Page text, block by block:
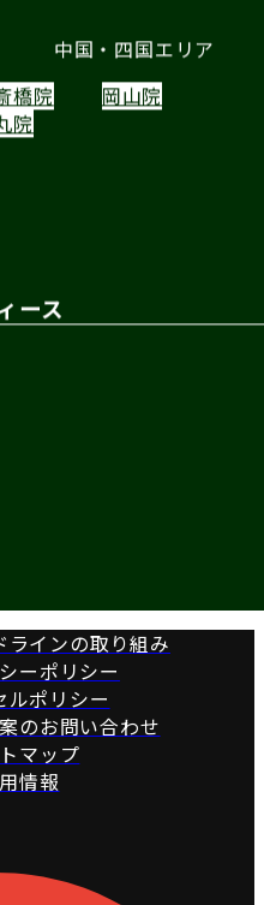
橋院
院
中国・四国エリア
岡山院
ース
ラインの取り組み
ーポリシー
ルポリシー
のお問い合わせ
マップ
情報